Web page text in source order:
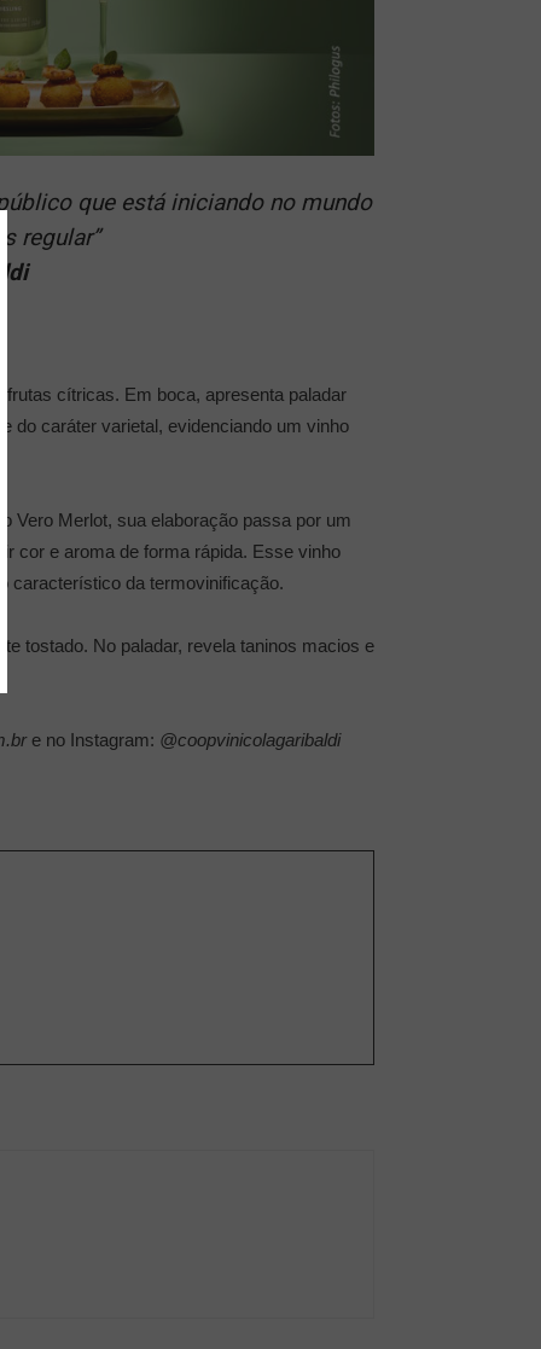
que está iniciando no mundo
regular”
cítricas. Em boca, apresenta paladar
do caráter varietal, evidenciando um vinho
Vero Merlot, sua elaboração passa por um
cor e aroma de forma rápida. Esse vinho
característico da termovinificação.
tostado. No paladar, revela taninos macios e
e no Instagram: @coopvinicolagaribaldi